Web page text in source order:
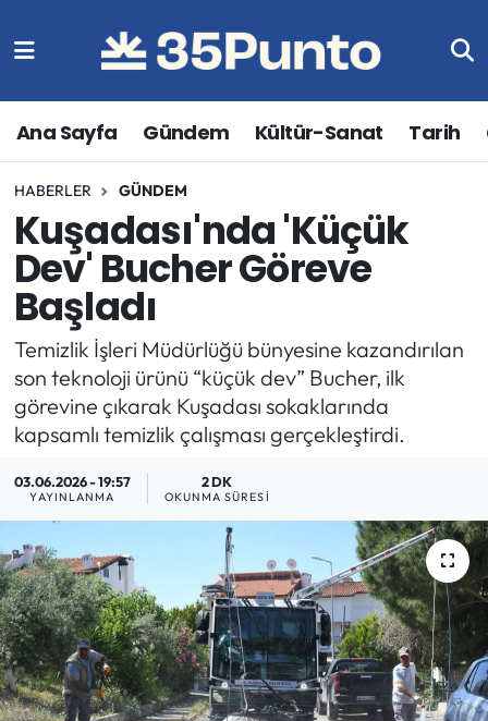
Ana Sayfa Gündem Kültür-Sanat Tarih
HABERLER GÜNDEM
Kuşadası'nda 'Küçük
Dev' Bucher Göreve
Başladı
Temizlik İşleri Müdürlüğü bünyesine kazandırılan
son teknoloji ürünü “küçük dev” Bucher, ilk
görevine çıkarak Kuşadası sokaklarında
kapsamlı temizlik çalışması gerçekleştirdi.
03.06.2026 - 19:57
YAYINLANMA
2 DK
OKUNMA SÜRESI